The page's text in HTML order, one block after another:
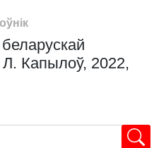
Л. Капылоў, 2022,